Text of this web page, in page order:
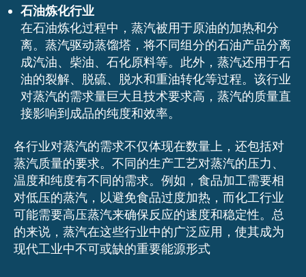
石油炼化行业
在石油炼化过程中，蒸汽被用于原油的加热和分
离。蒸汽驱动蒸馏塔，将不同组分的石油产品分离
成汽油、柴油、石化原料等。此外，蒸汽还用于石
油的裂解、脱硫、脱水和重油转化等过程。该行业
对蒸汽的需求量巨大且技术要求高，蒸汽的质量直
接影响到成品的纯度和效率。
各行业对蒸汽的需求不仅体现在数量上，还包括对
蒸汽质量的要求。不同的生产工艺对蒸汽的压力、
温度和纯度有不同的需求。例如，食品加工需要相
对低压的蒸汽，以避免食品过度加热，而化工行业
可能需要高压蒸汽来确保反应的速度和稳定性。总
的来说，蒸汽在这些行业中的广泛应用，使其成为
现代工业中不可或缺的重要能源形式